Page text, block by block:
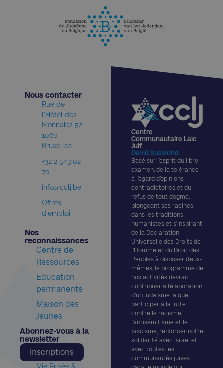
Centre
Communautaire Laïc
Juif
David Susskind
Basé sur l’esprit du libre
examen, de la tolérance
à l’égard d’opinions
contradictoires et du
refus de tout dogme,
plongeant ses racines
dans les traditions
humanistes et s’inspirant
de la Déclaration
Universelle des Droits de
l’Homme et du Droit des
Peuples à disposer d’eux-
mêmes, le programme de
nos activités devrait
contribuer à l’élaboration
d’un judaïsme laïque,
participer à la lutte
contre le racisme,
l’antisémitisme et le
fascisme, renforcer notre
solidarité avec Israël et
avec toutes les
communautés juives
Nous contacter​
Rue de
l'Hôtel des
Monnaies 52
1060
Bruxelles
+32 2 543 02
70
info@cclj.be
Offres
d'emploi
Nos
reconnaissances​
Centre de
Ressources
Education
permanente
Maison des
Jeunes
Abonnez-vous à la
newsletter​
Inscriptions
Vie Privée &